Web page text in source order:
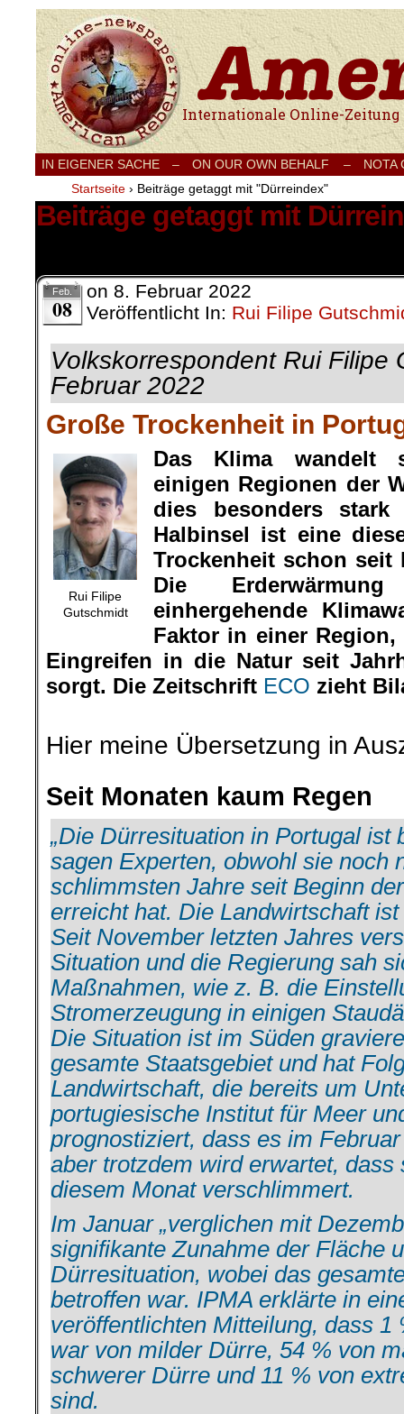
Internationale Onlinezeitung für Frieden,
IN EIGENER SACHE – ON OUR OWN BEHALF –
NOTA
Startseite › Beiträge getaggt mit "Dürreindex"
Beiträge getaggt mit
Feb.
08
on 8. Februar 2022
Veröffentlicht In: Rui Filipe
Volkskorrespondent Rui Filipe
Februar 2022
Große Trockenheit in
Rui Filipe
Gutschmidt
Das Klima
einigen Regionen der
dies besonders stark
Halbinsel ist eine
Trockenheit schon seit
Die
einhergehende
Faktor in einer
Eingreifen in die Natur seit
sorgt. Die Zeitschrift ECO zieht
Hier meine Übersetzung in
Seit Monaten kaum Regen
„Die Dürresituation in Portugal ist
sagen Experten, obwohl sie noch
schlimmsten Jahre seit Beginn
erreicht hat. Die Landwirtschaft
Seit November letzten Jahres
Situation und die Regierung sah
Maßnahmen, wie z. B. die
Stromerzeugung in einigen
Die Situation ist im Süden
gesamte Staatsgebiet und hat
Landwirtschaft, die bereits um
portugiesische Institut für Meer
prognostiziert, dass es im
aber trotzdem wird erwartet, dass
diesem Monat verschlimmert.
Im Januar „verglichen mit
signifikante Zunahme der Fläche
Dürresituation, wobei das
betroffen war. IPMA erklärte in
veröffentlichten Mitteilung, dass 1
war von milder Dürre, 54 % von
schwerer Dürre und 11 % von
sind.